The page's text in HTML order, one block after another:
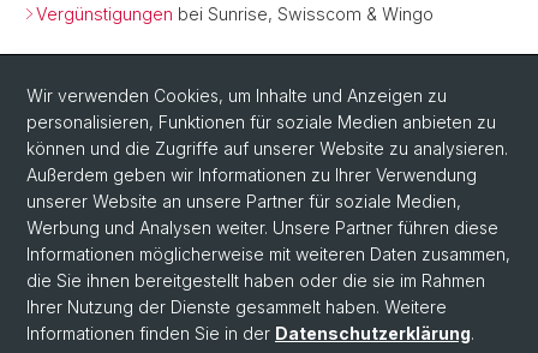
Vergünstigungen bei Sunrise, Swisscom & Wingo
Freu dich auf spannende Anlässe und Events, die auf dich
warten
Wir verwenden Cookies, um Inhalte und Anzeigen zu
personalisieren, Funktionen für soziale Medien anbieten zu
können und die Zugriffe auf unserer Website zu analysieren.
Außerdem geben wir Informationen zu Ihrer Verwendung
unserer Website an unsere Partner für soziale Medien,
Werbung und Analysen weiter. Unsere Partner führen diese
Informationen möglicherweise mit weiteren Daten zusammen,
die Sie ihnen bereitgestellt haben oder die sie im Rahmen
Ihrer Nutzung der Dienste gesammelt haben. Weitere
Informationen finden Sie in der Datenschutzerklärung.